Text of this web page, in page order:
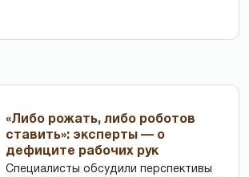
«Либо рожать, либо роботов
ставить»: эксперты — о
дефиците рабочих рук
Специалисты обсудили перспективы